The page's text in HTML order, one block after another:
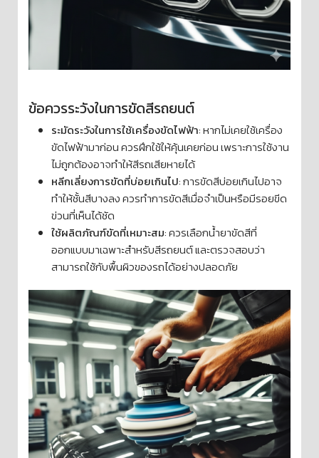
ข้อควรระวังในการขัดสีรถยนต์
ระมัดระวังในการใช้เครื่องขัดไฟฟ้า: หากไม่เคยใช้เครื่อง
ขัดไฟฟ้ามาก่อน ควรฝึกใช้ให้คุ้นเคยก่อน เพราะการใช้งาน
ไม่ถูกต้องอาจทำให้สีรถเสียหายได้
หลีกเลี่ยงการขัดที่บ่อยเกินไป: การขัดสีบ่อยเกินไปอาจ
ทำให้ชั้นสีบางลง ควรทำการขัดสีเมื่อจำเป็นหรือมีรอยขีด
ข่วนที่เห็นได้ชัด
ใช้ผลิตภัณฑ์ขัดที่เหมาะสม: ควรเลือกน้ำยาขัดสีที่
ออกแบบมาเฉพาะสำหรับสีรถยนต์ และตรวจสอบว่า
สามารถใช้กับพื้นผิวของรถได้อย่างปลอดภัย